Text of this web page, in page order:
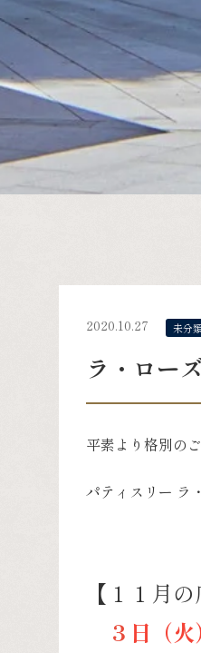
2020.10.27 未分類
ラ・ロー
平素より格別の
パティスリー ラ
【１１月の
３ 日（火）